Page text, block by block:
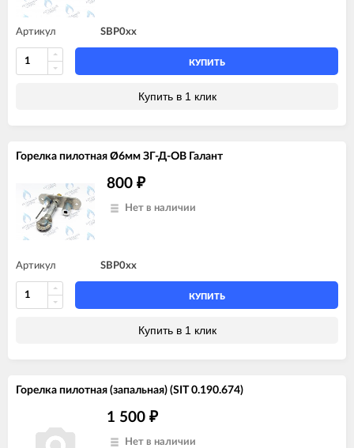
Артикул SBP0xx
КУПИТЬ
Купить в 1 клик
Горелка пилотная Ø6мм ЗГ-Д-ОВ Галант
800 ₽
Нет в наличии
Артикул SBP0xx
КУПИТЬ
Купить в 1 клик
Горелка пилотная (запальная) (SIT 0.190.674)
1 500 ₽
Нет в наличии